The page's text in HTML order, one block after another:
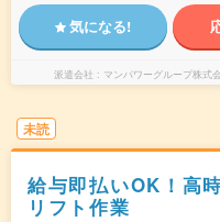
気になる!
派遣会社 マンパワーグループ株
未読
給与即払いOK！高
リフト作業